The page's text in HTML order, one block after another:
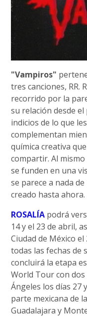
"Vampiros"
tres canciones, RR.
recorrido por la
su relación desde
indicios de lo que
complementan
química creativa
compartir. Al
se funden en una
se parece a nada
creado hasta ahora.
ROSALÍA podrá
14 y el 23 de abril,
Ciudad de México
todas las fechas de
concluirá la etapa
World Tour con dos
Ángeles los días 27
parte mexicana de
Guadalajara y